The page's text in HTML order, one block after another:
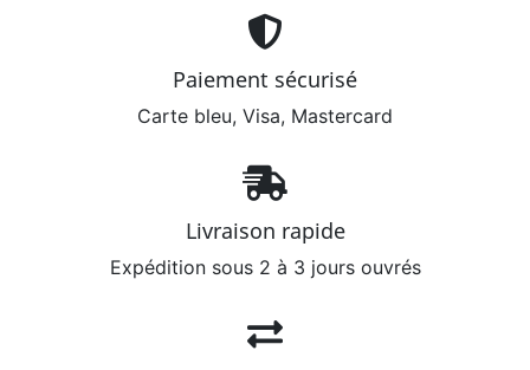
Paiement sécurisé
Carte bleu, Visa, Mastercard
Livraison rapide
Expédition sous 2 à 3 jours ouvrés